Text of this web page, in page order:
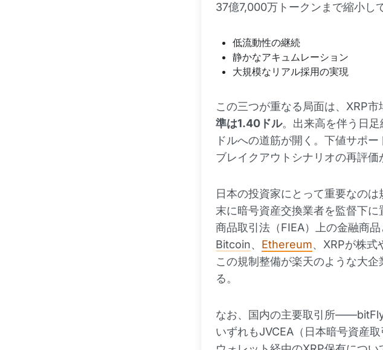
37億7,000万トークンまで縮小し
低流動性の継続
静かなアキュムレーション
大規模なリアル採用の実現
この三つが重なる局面は、XRP市
準は1.40ドル。出来高を伴う日
ドルへの道筋が開く。下値サポ
ブレイクアウトシナリオの再評価
日本の投資家にとって重要なの
末に暗号資産交換業者を監督下
商品取引法（FIEA）上の金融商
Bitcoin、 Ethereum、XRPが株式
この規制整備が楽天のような大
る。
なお、国内の主要取引所
いずれもJVCEA（日本暗号資産